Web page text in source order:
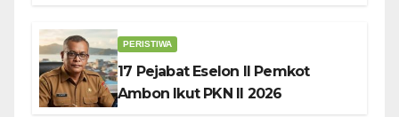
PERISTIWA
17 Pejabat Eselon II Pemkot
Ambon Ikut PKN II 2026